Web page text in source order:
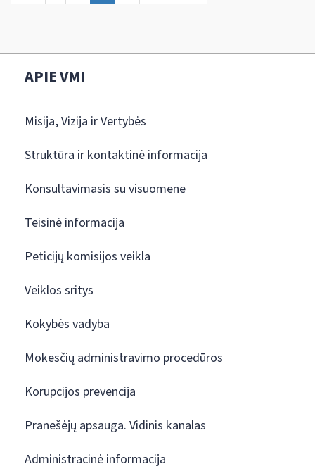
APIE VMI
Misija, Vizija ir Vertybės
Struktūra ir kontaktinė informacija
Konsultavimasis su visuomene
Teisinė informacija
Peticijų komisijos veikla
Veiklos sritys
Kokybės vadyba
Mokesčių administravimo procedūros
Korupcijos prevencija
Pranešėjų apsauga. Vidinis kanalas
Administracinė informacija